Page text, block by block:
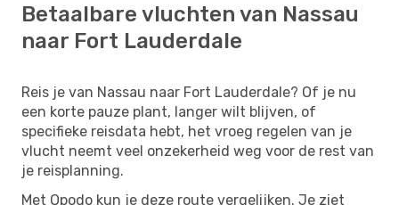
Betaalbare vluchten van Nassau
naar Fort Lauderdale
Reis je van Nassau naar Fort Lauderdale? Of je nu
een korte pauze plant, langer wilt blijven, of
specifieke reisdata hebt, het vroeg regelen van je
vlucht neemt veel onzekerheid weg voor de rest van
je reisplanning.
Met Opodo kun je deze route vergelijken. Je ziet